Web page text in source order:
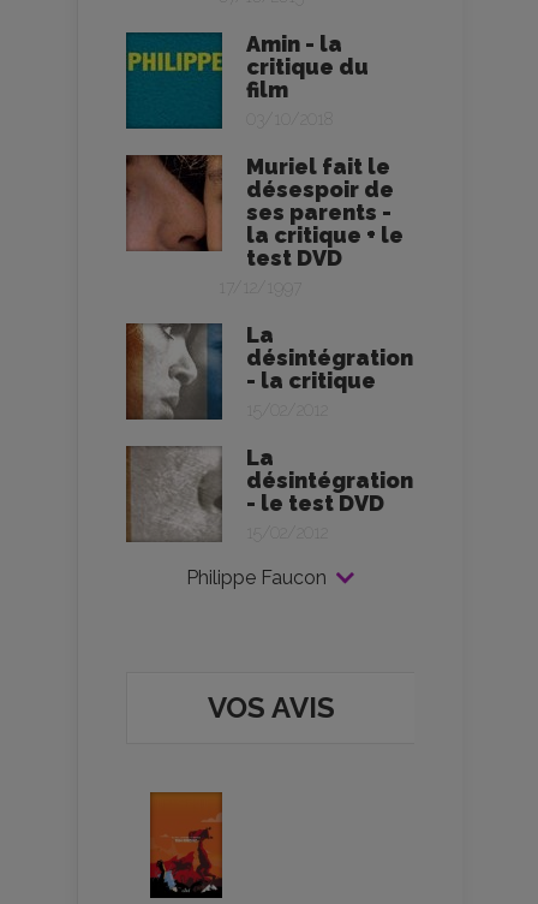
Amin - la
critique du
film
03/10/2018
Muriel fait le
désespoir de
ses parents -
la critique + le
test DVD
La
désintégration
- la critique
La
désintégration
- le test DVD
Philippe Faucon
VOS AVIS